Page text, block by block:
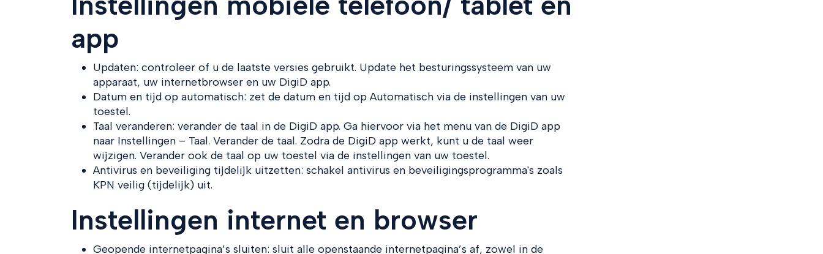
app
Updaten: controleer of u de laatste versies gebruikt. Update het besturingssysteem van uw
apparaat, uw internetbrowser en uw DigiD app.
Datum en tijd op automatisch: zet de datum en tijd op Automatisch via de instellingen van uw
toestel.
Taal veranderen: verander de taal in de DigiD app. Ga hiervoor via het menu van de DigiD app
naar Instellingen – Taal. Verander de taal. Zodra de DigiD app werkt, kunt u de taal weer
wijzigen. Verander ook de taal op uw toestel via de instellingen van uw toestel.
Antivirus en beveiliging tijdelijk uitzetten: schakel antivirus en beveiligingsprogramma's zoals
KPN veilig (tijdelijk) uit.
Instellingen internet en browser
Geopende internetpagina’s sluiten: sluit alle openstaande internetpagina’s af, zowel in de